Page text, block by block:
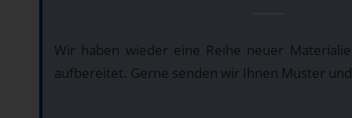
Wir haben wieder eine Reihe neuer
aufbereitet. Gerne senden wir Ihnen Muster